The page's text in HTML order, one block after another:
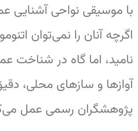
با موسیقی نواحی آشنایی
اگرچه آنان را نمی‌توان
نامید، اما گاه در شناخت
آوازها و سازهای محلی،
پژوهشگران رسمی عمل